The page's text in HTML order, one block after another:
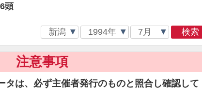
頭
検索
注意事項
タは、必ず主催者発行のものと照合し確認して